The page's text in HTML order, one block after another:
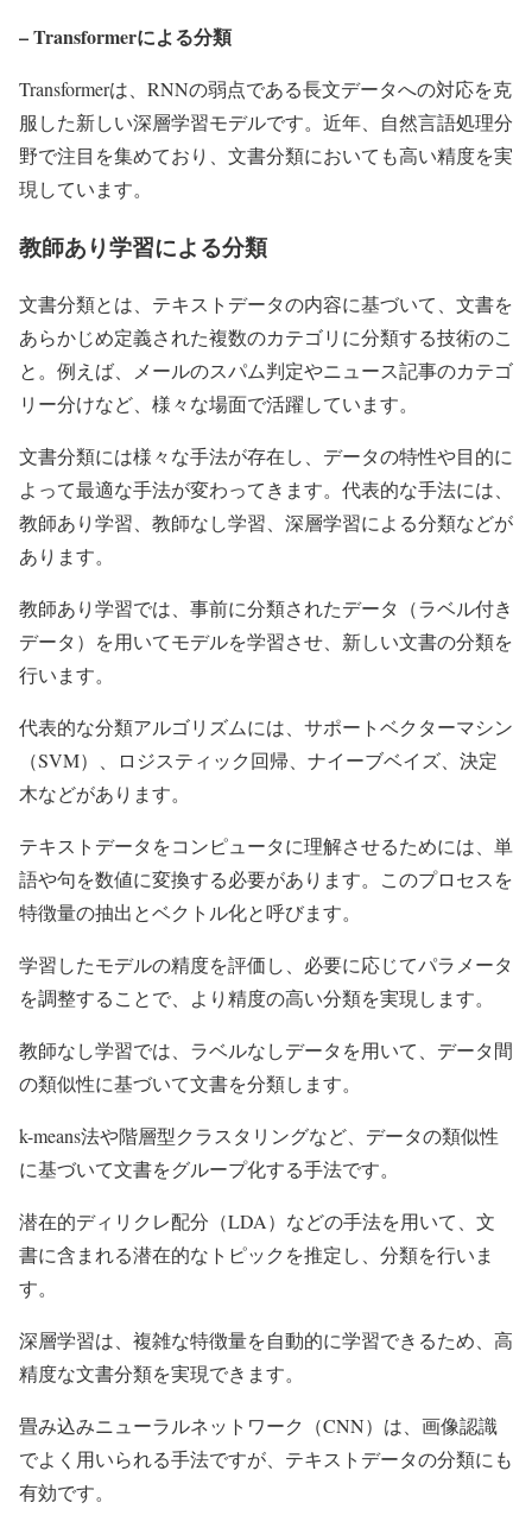
– Transformerによる分類
Transformerは、RNNの弱点である長文データへの対応を克
服した新しい深層学習モデルです。近年、自然言語処理分
野で注目を集めており、文書分類においても高い精度を実
現しています。
教師あり学習による分類
文書分類とは、テキストデータの内容に基づいて、文書を
あらかじめ定義された複数のカテゴリに分類する技術のこ
と。例えば、メールのスパム判定やニュース記事のカテゴ
リー分けなど、様々な場面で活躍しています。
文書分類には様々な手法が存在し、データの特性や目的に
よって最適な手法が変わってきます。代表的な手法には、
教師あり学習、教師なし学習、深層学習による分類などが
あります。
教師あり学習では、事前に分類されたデータ（ラベル付き
データ）を用いてモデルを学習させ、新しい文書の分類を
行います。
代表的な分類アルゴリズムには、サポートベクターマシン
（SVM）、ロジスティック回帰、ナイーブベイズ、決定
木などがあります。
テキストデータをコンピュータに理解させるためには、単
語や句を数値に変換する必要があります。このプロセスを
特徴量の抽出とベクトル化と呼びます。
学習したモデルの精度を評価し、必要に応じてパラメータ
を調整することで、より精度の高い分類を実現します。
教師なし学習では、ラベルなしデータを用いて、データ間
の類似性に基づいて文書を分類します。
k-means法や階層型クラスタリングなど、データの類似性
に基づいて文書をグループ化する手法です。
潜在的ディリクレ配分（LDA）などの手法を用いて、文
書に含まれる潜在的なトピックを推定し、分類を行いま
す。
深層学習は、複雑な特徴量を自動的に学習できるため、高
精度な文書分類を実現できます。
畳み込みニューラルネットワーク（CNN）は、画像認識
でよく用いられる手法ですが、テキストデータの分類にも
有効です。